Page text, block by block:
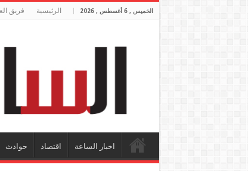
الخميس , 6 أغسطس , 2026 الرئيسية فريق
اخبار الساعة اقتصاد حوادث